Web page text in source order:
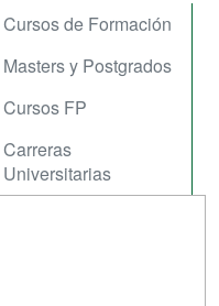
Cursos de Formación
Masters y Postgrados
Cursos FP
Carreras
Universitarias